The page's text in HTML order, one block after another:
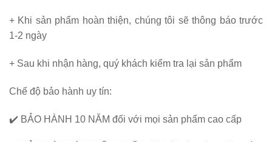
+ Khi sản phẩm hoàn thiện, chúng tôi sẽ thông báo trước
1-2 ngày
+ Sau khi nhận hàng, quý khách kiểm tra lại sản phẩm
Chế độ bảo hành uy tín:
✔️ BẢO HÀNH 10 NĂM đối với mọi sản phẩm cao cấp